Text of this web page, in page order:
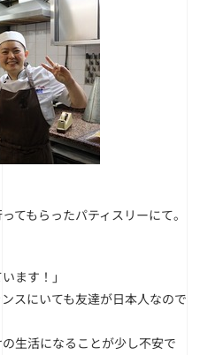
てもらったパティスリーにて。
ます！」
スにいても友達が日本人なので
生活になることが少し不安で